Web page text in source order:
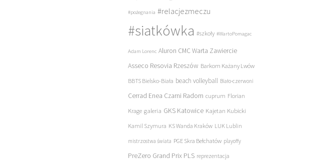
#pożegnania #relacjezmeczu
#siatkówka #szkoły #WartoPomagac
Adam Lorenc Aluron CMC Warta Zawiercie
Asseco Resovia Rzeszów Barkom Każany Lwów
BBTS Bielsko-Biała beach volleyball Biało-czerwoni
Cerrad Enea Czarni Radom cuprum Florian
Krage galeria GKS Katowice Kajetan Kubicki
Kamil Szymura KS Wanda Kraków LUK Lublin
mistrzostwa świata PGE Skra Bełchatów playoffy
PreZero Grand Prix PLS reprezentacja